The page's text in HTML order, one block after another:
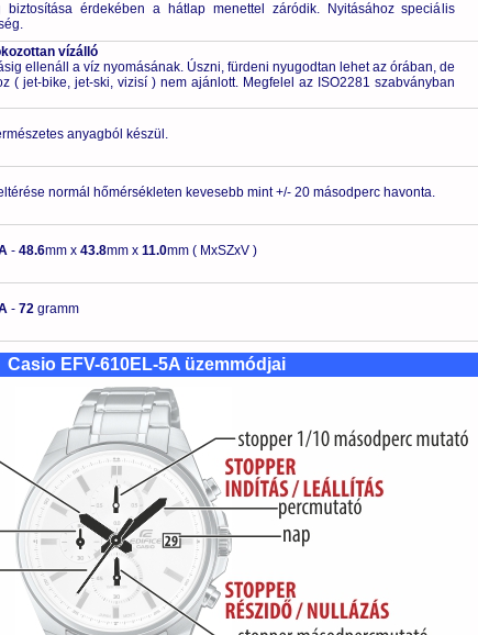
biztosítása érdekében a hátlap menettel záródik. Nyitásához speciális
vízálló
ellenáll a víz nyomásának. Úszni, fürdeni nyugodtan lehet az órában, de
( jet-bike, jet-ski, vizisí ) nem ajánlott. Megfelel az ISO2281 szabványban
anyagból készül.
normál hőmérsékleten kevesebb mint +/- 20 másodperc havonta.
- 48.6mm x 43.8mm x 11.0mm ( MxSZxV )
- 72 gramm
Casio EFV-610EL-5A üzemmódjai